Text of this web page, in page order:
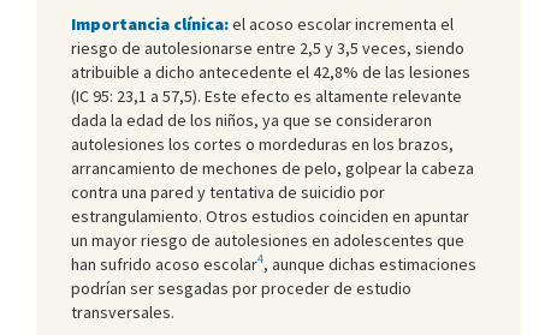
Importancia clínica:el acoso escolar incrementa el
riesgo de autolesionarse entre 2,5 y 3,5 veces, siendo
atribuible a dicho antecedente el 42,8% de las lesiones
(IC 95: 23,1 a 57,5). Este efecto es altamente relevante
dada la edad de los niños, ya que se consideraron
autolesiones los cortes o mordeduras en los brazos,
arrancamiento de mechones de pelo, golpear la cabeza
contra una pared y tentativa de suicidio por
estrangulamiento. Otros estudios coinciden en apuntar
un mayor riesgo de autolesiones en adolescentes que
han sufrido acoso escolar4, aunque dichas estimaciones
podrían ser sesgadas por proceder de estudio
transversales.